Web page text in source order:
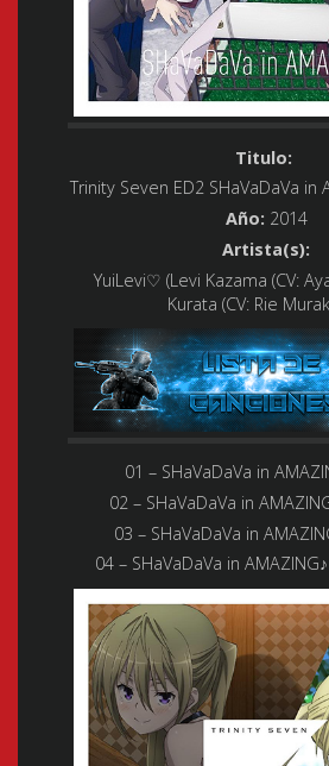
Titulo:
Trinity Seven ED2 SHaVaDaVa in
Año: 2014
Artista(s):
YuiLevi♡ (Levi Kazama (CV:
Kurata (CV: Rie
01 – SHaVaDaVa in
02 – SHaVaDaVa in
03 – SHaVaDaVa in
04 – SHaVaDaVa in